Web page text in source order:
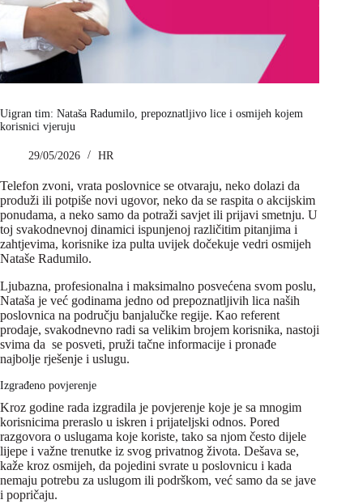
Uigran tim: Nataša Radumilo, prepoznatljivo lice i osmijeh kojem
korisnici vjeruju
29/05/2026 HR
Telefon zvoni, vrata poslovnice se otvaraju, neko dolazi da
produži ili potpiše novi ugovor, neko da se raspita o akcijskim
ponudama, a neko samo da potraži savjet ili prijavi smetnju. U
toj svakodnevnoj dinamici ispunjenoj različitim pitanjima i
zahtjevima, korisnike iza pulta uvijek dočekuje vedri osmijeh
Nataše Radumilo.
Ljubazna, profesionalna i maksimalno posvećena svom poslu,
Nataša je već godinama jedno od prepoznatljivih lica naših
poslovnica na području banjalučke regije. Kao referent
prodaje, svakodnevno radi sa velikim brojem korisnika, nastoji
svima da se posveti, pruži tačne informacije i pronađe
najbolje rješenje i uslugu.
Izgrađeno povjerenje
Kroz godine rada izgradila je povjerenje koje je sa mnogim
korisnicima preraslo u iskren i prijateljski odnos. Pored
razgovora o uslugama koje koriste, tako sa njom često dijele
lijepe i važne trenutke iz svog privatnog života. Dešava se,
kaže kroz osmijeh, da pojedini svrate u poslovnicu i kada
nemaju potrebu za uslugom ili podrškom, već samo da se jave
i popričaju.